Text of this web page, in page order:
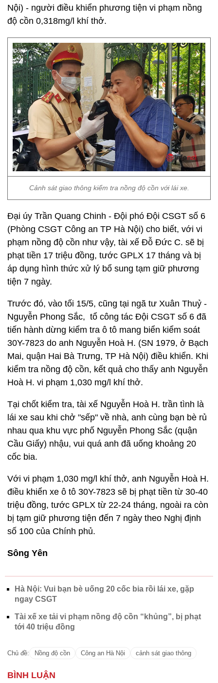
Nội) - người điều khiển phương tiện vi phạm nồng
độ cồn 0,318mg/l khí thở.
Cảnh sát giao thông kiểm tra nồng độ cồn với lái xe.
Đại úy Trần Quang Chinh - Đội phó Đội CSGT số 6
(Phòng CSGT Công an TP Hà Nội) cho biết, với vi
phạm nồng độ cồn như vậy, tài xế Đỗ Đức C. sẽ bị
phạt tiền 17 triệu đồng, tước GPLX 17 tháng và bị
áp dụng hình thức xử lý bổ sung tạm giữ phương
tiện 7 ngày.
Trước đó, vào tối 15/5, cũng tại ngã tư Xuân Thuỷ -
Nguyễn Phong Sắc, tổ công tác Đội CSGT số 6 đã
tiến hành dừng kiểm tra ô tô mang biển kiểm soát
30Y-7823 do anh Nguyễn Hoà H. (SN 1979, ở Bạch
Mai, quận Hai Bà Trưng, TP Hà Nội) điều khiển. Khi
kiểm tra nồng độ cồn, kết quả cho thấy anh Nguyễn
Hoà H. vi phạm 1,030 mg/l khí thở.
Tại chốt kiểm tra, tài xế Nguyễn Hoà H. trần tình là
lái xe sau khi chở "sếp" về nhà, anh cùng bạn bè rủ
nhau qua khu vực phố Nguyễn Phong Sắc (quận
Cầu Giấy) nhậu, vui quá anh đã uống khoảng 20
cốc bia.
Với vi phạm 1,030 mg/l khí thở, anh Nguyễn Hoà H.
điều khiển xe ô tô 30Y-7823 sẽ bị phạt tiền từ 30-40
triệu đồng, tước GPLX từ 22-24 tháng, ngoài ra còn
bị tạm giữ phương tiện đến 7 ngày theo Nghị định
số 100 của Chính phủ.
Sông Yên
Hà Nội: Vui bạn bè uống 20 cốc bia rồi lái xe, gặp
ngay CSGT
Tài xế xe tải vi phạm nồng độ cồn “khủng”, bị phạt
tới 40 triệu đồng
Chủ đề: Nồng độ cồn Công an Hà Nội cảnh sát giao thông